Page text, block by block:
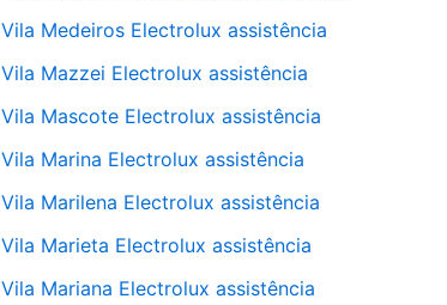
Vila Medeiros Electrolux assistência
Vila Mazzei Electrolux assistência
Vila Mascote Electrolux assistência
Vila Marina Electrolux assistência
Vila Marilena Electrolux assistência
Vila Marieta Electrolux assistência
Vila Mariana Electrolux assistência